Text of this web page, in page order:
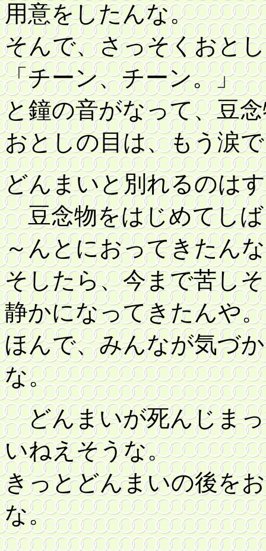
用意をしたんな。
そんで、さっそくおと
「チーン、チーン。」
と鐘の音がなって、豆
おとしの目は、もう涙
どんまいと別れるのは
豆念物をはじめてしば
～んとにおってきたん
そしたら、今まで苦し
静かになってきたんや。
ほんで、みんなが気づ
な。
どんまいが死んじまっ
いねえそうな。
きっとどんまいの後を
な。